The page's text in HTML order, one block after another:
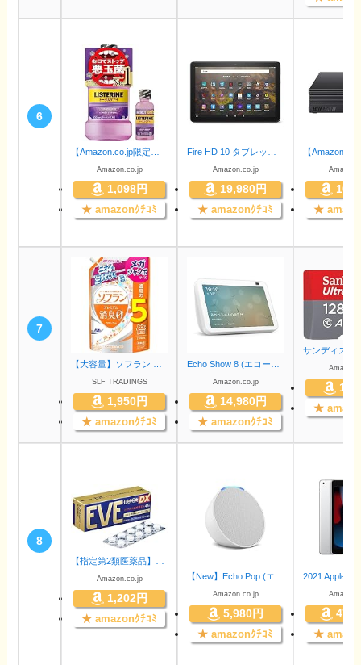
6
Amazon.co.jp
1,098円
★ amazonｸﾁｺﾐ
Amazon.co.jp
19,980円
★ amazonｸﾁｺﾐ ★
7
SLF TRADINGS
1,950円
★ amazonｸﾁｺﾐ
Amazon.co.jp
14,980円
★ amazonｸﾁｺﾐ
★
8
Amazon.co.jp
1,202円
★ amazonｸﾁｺﾐ
Amazon.co.jp
5,980円
★ amazonｸﾁｺﾐ ★